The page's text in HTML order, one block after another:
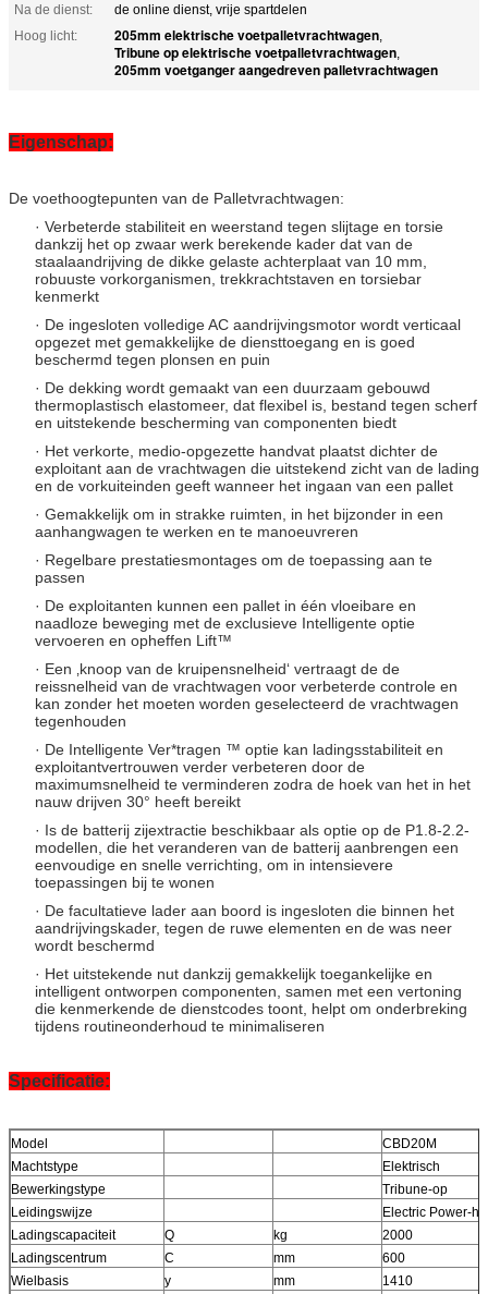
Na de dienst:
de online dienst, vrije spartdelen
Hoog licht:
205mm elektrische voetpalletvrachtwagen,
Tribune op elektrische voetpalletvrachtwagen,
205mm voetganger aangedreven palletvrachtwagen
Eigenschap:
De voethoogtepunten van de Palletvrachtwagen:
· Verbeterde stabiliteit en weerstand tegen slijtage en torsie
dankzij het op zwaar werk berekende kader dat van de
staalaandrijving de dikke gelaste achterplaat van 10 mm,
robuuste vorkorganismen, trekkrachtstaven en torsiebar
kenmerkt
· De ingesloten volledige AC aandrijvingsmotor wordt verticaal
opgezet met gemakkelijke de diensttoegang en is goed
beschermd tegen plonsen en puin
· De dekking wordt gemaakt van een duurzaam gebouwd
thermoplastisch elastomeer, dat flexibel is, bestand tegen scherf
en uitstekende bescherming van componenten biedt
· Het verkorte, medio-opgezette handvat plaatst dichter de
exploitant aan de vrachtwagen die uitstekend zicht van de lading
en de vorkuiteinden geeft wanneer het ingaan van een pallet
· Gemakkelijk om in strakke ruimten, in het bijzonder in een
aanhangwagen te werken en te manoeuvreren
· Regelbare prestatiesmontages om de toepassing aan te
passen
· De exploitanten kunnen een pallet in één vloeibare en
naadloze beweging met de exclusieve Intelligente optie
vervoeren en opheffen Lift™
· Een ‚knoop van de kruipensnelheid‘ vertraagt de de
reissnelheid van de vrachtwagen voor verbeterde controle en
kan zonder het moeten worden geselecteerd de vrachtwagen
tegenhouden
· De Intelligente Ver*tragen ™ optie kan ladingsstabiliteit en
exploitantvertrouwen verder verbeteren door de
maximumsnelheid te verminderen zodra de hoek van het in het
nauw drijven 30° heeft bereikt
· Is de batterij zijextractie beschikbaar als optie op de P1.8-2.2-
modellen, die het veranderen van de batterij aanbrengen een
eenvoudige en snelle verrichting, om in intensievere
toepassingen bij te wonen
· De facultatieve lader aan boord is ingesloten die binnen het
aandrijvingskader, tegen de ruwe elementen en de was neer
wordt beschermd
· Het uitstekende nut dankzij gemakkelijk toegankelijke en
intelligent ontworpen componenten, samen met een vertoning
die kenmerkende de dienstcodes toont, helpt om onderbreking
tijdens routineonderhoud te minimaliseren
Specificatie:
Model
CBD20M
Machtstype
Elektrisch
Bewerkingstype
Tribune-op
Leidingswijze
Electric Power-
Ladingscapaciteit
Q kg
2000
Ladingscentrum
C mm
600
Wielbasis
y mm
1410